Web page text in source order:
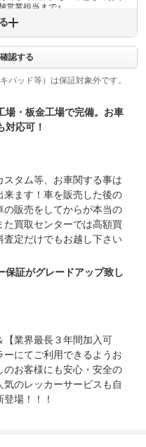
営業担当まで♪
定24ヶ月点検整備付
場合は法定24ヶ月点検整備付
月点検整備付
定点検整備２４ヶ月点検を実施
途、消耗品交換プランなど、大
意しております。
認する
パッド等）は保証対象外です。
場・板金工場で完備。お車
対応可！
タム等、お車関する事は
ます！車を販売した後の
の販売をしてからが本当の
買取センターでは高額買
定だけでもお越し下さい
保証がグレードアップ致し
【業界最長３年間加入可
にてご利用できるようお
お客様にも安心・安全の
のレッカーサービスも自
場！！！